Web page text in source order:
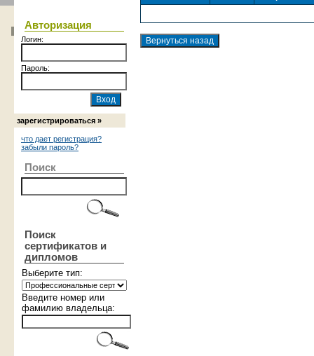
Авторизация
Логин:
Пароль:
зарегистрироваться »
что дает регистрация?
забыли пароль?
Поиск
Поиск
сертификатов и
дипломов
Выберите тип:
Введите номер или
фамилию владельца: